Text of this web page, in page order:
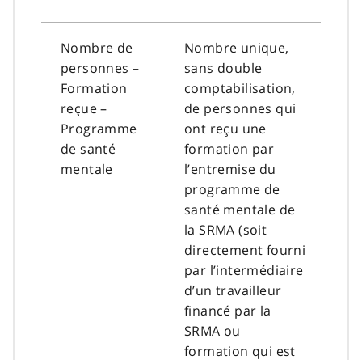
Nombre de
personnes –
Formation
reçue –
Programme
de santé
mentale
Nombre unique,
sans double
comptabilisation,
de personnes qui
ont reçu une
formation par
l’entremise du
programme de
santé mentale de
la SRMA (soit
directement fourni
par l’intermédiaire
d’un travailleur
financé par la
SRMA ou
formation qui est